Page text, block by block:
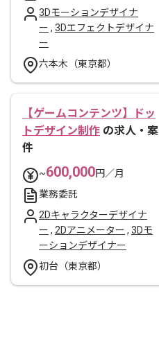
3Dモーションデザイナ
ー , 3Dエフェクトデザイナ
ー
六本木（東京都）
【ゲームコンテンツ】ドッ
トデザイン制作 の求人・案
件
~600,000円／月
業務委託
2Dキャラクターデザイナ
ー , 2Dアニメーター , 3Dモ
ーションデザイナー
初台（東京都）